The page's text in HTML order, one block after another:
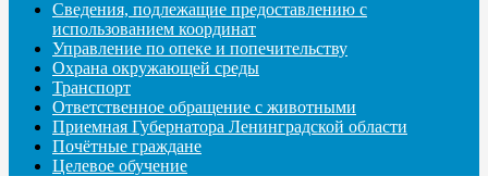
Сведения, подлежащие предоставлению с
использованием координат
Управление по опеке и попечительству
Охрана окружающей среды
Транспорт
Ответственное обращение с животными
Приемная Губернатора Ленинградской области
Почётные граждане
Целевое обучение